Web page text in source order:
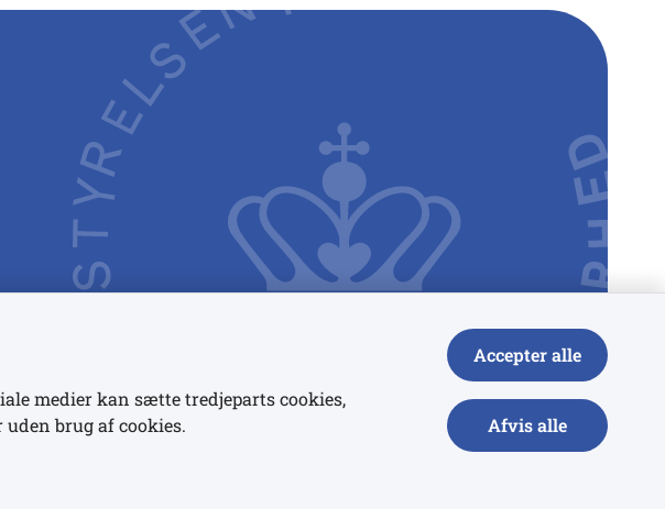
medier kan sætte tredjeparts cookies,
brug af cookies.
Accepter alle
Afvis alle